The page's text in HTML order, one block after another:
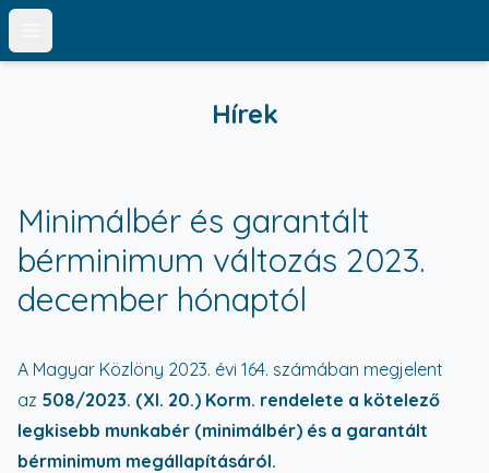
Open main menu
Hírek
Minimálbér és garantált
bérminimum változás 2023.
december hónaptól
A Magyar Közlöny 2023. évi 164. számában megjelent
az 508/2023. (XI. 20.) Korm. rendelete a kötelező
legkisebb munkabér (minimálbér) és a garantált
bérminimum megállapításáról.